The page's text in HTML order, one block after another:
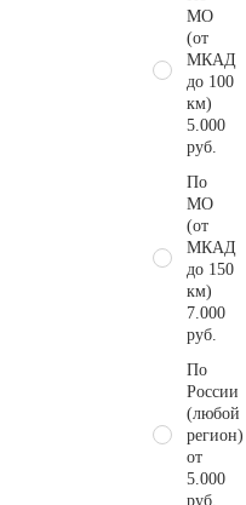
МО
(от
МКАД
до 100
км)
5.000
руб.
По
МО
(от
МКАД
до 150
км)
7.000
руб.
По
России
(любой
регион)
от
5.000
руб.